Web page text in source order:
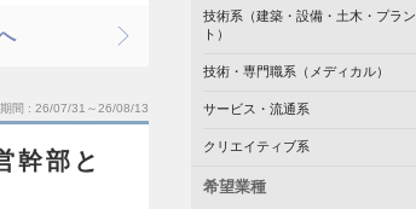
間 26/07/31～26/08/13
幹部と
技術系（建築・設備・土木・プラン
ト）
技術・専門職系（メディカル）
サービス・流通系
クリエイティブ系
希望業種